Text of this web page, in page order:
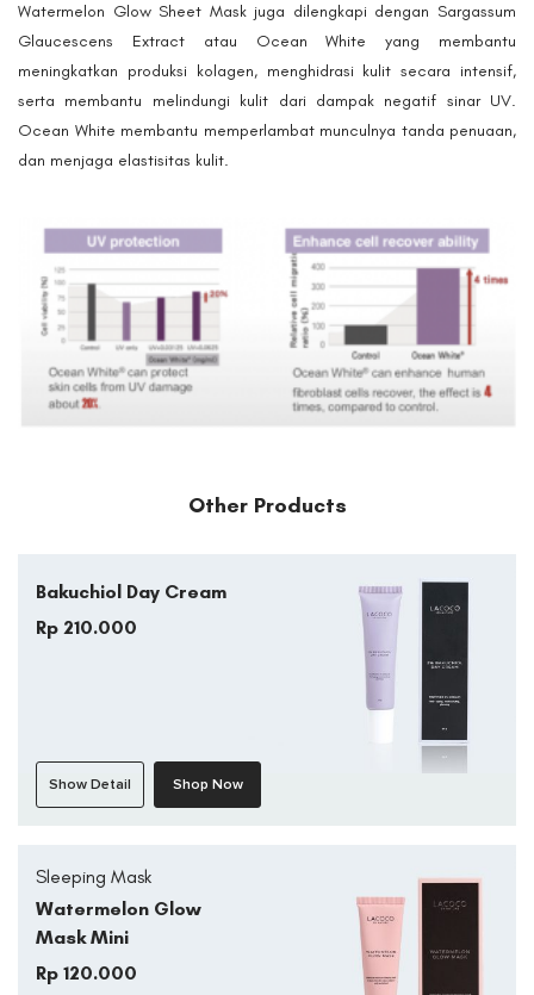
Watermelon Glow Sheet Mask juga dilengkapi dengan Sargassum
Glaucescens Extract atau Ocean White yang membantu
meningkatkan produksi kolagen, menghidrasi kulit secara intensif,
serta membantu melindungi kulit dari dampak negatif sinar UV.
Ocean White membantu memperlambat munculnya tanda penuaan,
dan menjaga elastisitas kulit.
Other Products
Bakuchiol Day Cream
Rp 210.000
Show Detail Shop Now
Sleeping Mask
Watermelon Glow
Mask Mini
Rp 120.000